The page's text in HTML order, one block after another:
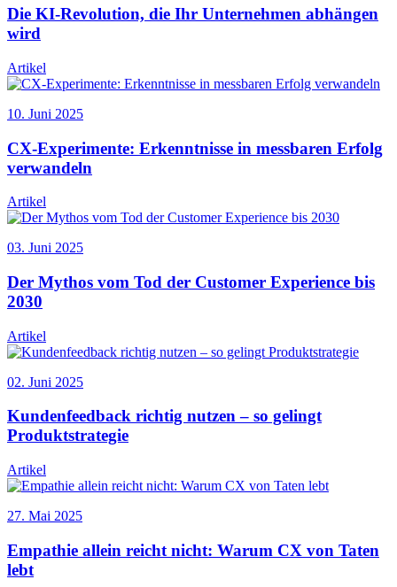
Die KI-Revolution, die Ihr Unternehmen abhängen
wird
Artikel
10. Juni 2025
CX-Experimente: Erkenntnisse in messbaren Erfolg
verwandeln
Artikel
03. Juni 2025
Der Mythos vom Tod der Customer Experience bis
2030
Artikel
02. Juni 2025
Kundenfeedback richtig nutzen – so gelingt
Produktstrategie
Artikel
27. Mai 2025
Empathie allein reicht nicht: Warum CX von Taten
lebt